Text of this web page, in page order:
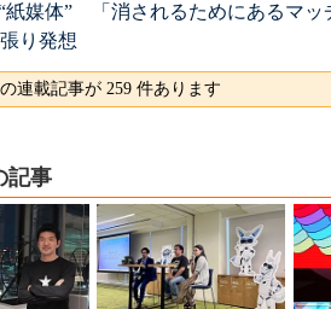
紙媒体” 「消されるためにあるマッ
り発想
連載記事が 259 件あります
記事